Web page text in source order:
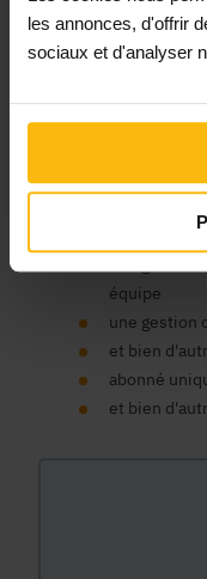
les annonces, d'offrir
sociaux et d'analyser
Un compte
de votre ASBL des
consulter le contenu
association, publier
de formation en
un seul
équipe
une gestion
et bien
abonné
et bien